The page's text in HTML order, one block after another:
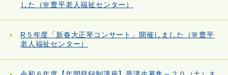
した（🌸豊平老人福祉センター）
R５年度「新春大正琴コンサート」開催しました（🌸豊平
老人福祉センター）